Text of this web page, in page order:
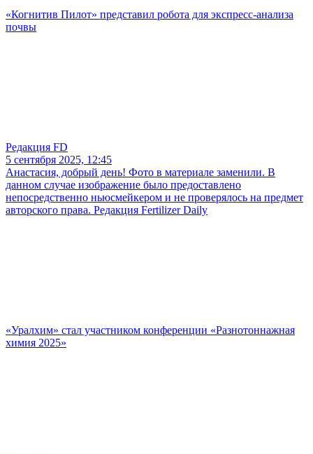
«Когнитив Пилот» представил робота для экспресс-анализа
почвы
Редакция FD
5 сентября 2025, 12:45
Анастасия, добрый день! Фото в материале заменили. В
данном случае изображение было предоставлено
непосредственно ньюсмейкером и не проверялось на предмет
авторского права. Редакция Fertilizer Daily
«Уралхим» стал участником конференции «Разнотоннажная
химия 2025»